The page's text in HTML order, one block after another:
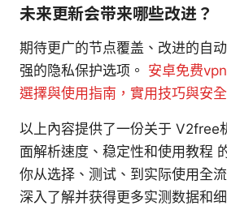
未来更新会带来哪些改进？
期待更广的节点覆盖、改进的自
强的隐私保护选项。 安卓免费
選擇與使用指南，實用技巧與安
以上內容提供了一份关于 V2free
面解析速度、稳定性和使用教程
你从选择、测试、到实际使用全
深入了解并获得更多实测数据和